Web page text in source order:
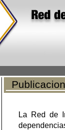
La Red de